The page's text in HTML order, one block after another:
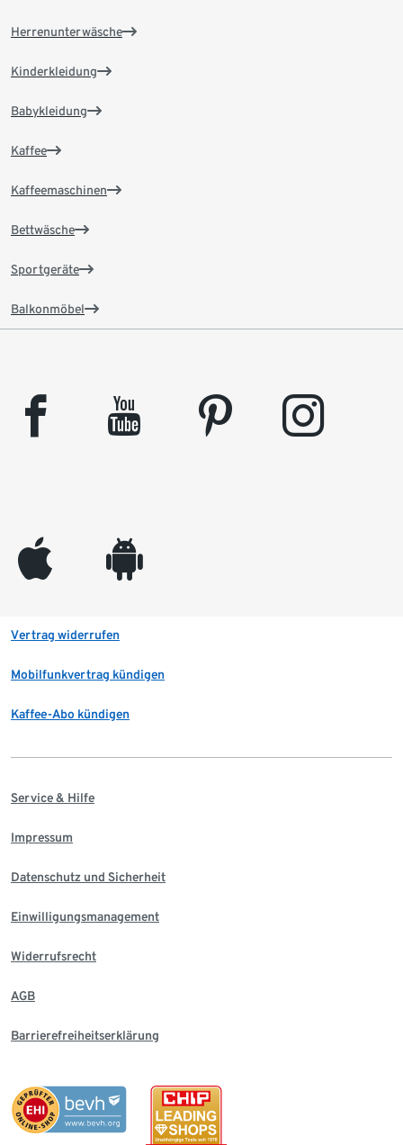
Herrenunterwäsche
Kinderkleidung
Babykleidung
Kaffee
Kaffeemaschinen
Bettwäsche
Sportgeräte
Balkonmöbel
facebook youtube pinterest instagram
appleinc android
Vertrag widerrufen
Mobilfunkvertrag kündigen
Kaffee-Abo kündigen
Service & Hilfe
Impressum
Datenschutz und Sicherheit
Einwilligungsmanagement
Widerrufsrecht
AGB
Barrierefreiheitserklärung